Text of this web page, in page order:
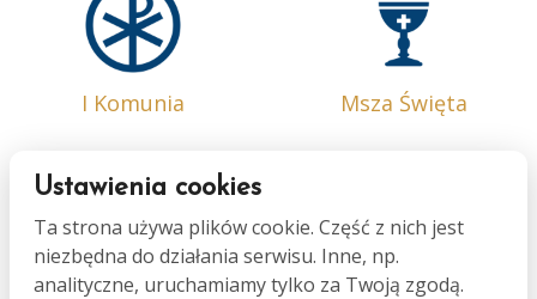
I Komunia Msza Święta
Bierzmowanie Małżeństwo
Ustawienia cookies
Ta strona używa plików cookie. Część z nich jest
niezbędna do działania serwisu. Inne, np.
analityczne, uruchamiamy tylko za Twoją zgodą.